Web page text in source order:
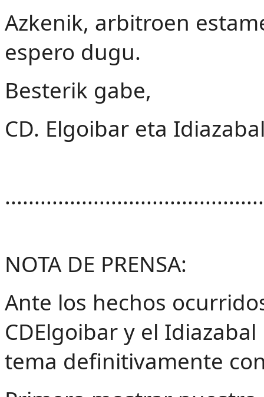
Azkenik, arbitroen
espero dugu.
Besterik gabe,
CD. Elgoibar eta
NOTA DE PRENSA:
Ante los hechos
CDElgoibar y el
tema definitivamente